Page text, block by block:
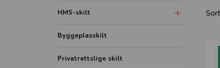
HMS-skilt
Advarsel og fare
Byggeplasskilt
Privatrettslige skilt